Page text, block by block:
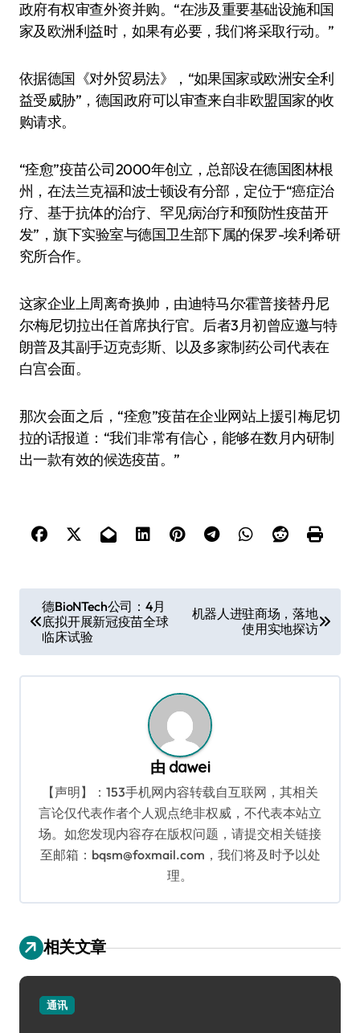
政府有权审查外资并购。“在涉及重要基础设施和国
家及欧洲利益时，如果有必要，我们将采取行动。”
依据德国《对外贸易法》，“如果国家或欧洲安全利
益受威胁”，德国政府可以审查来自非欧盟国家的收
购请求。
“痊愈”疫苗公司2000年创立，总部设在德国图林根
州，在法兰克福和波士顿设有分部，定位于“癌症治
疗、基于抗体的治疗、罕见病治疗和预防性疫苗开
发”，旗下实验室与德国卫生部下属的保罗-埃利希研
究所合作。
这家企业上周离奇换帅，由迪特马尔·霍普接替丹尼
尔·梅尼切拉出任首席执行官。后者3月初曾应邀与特
朗普及其副手迈克·彭斯、以及多家制药公司代表在
白宫会面。
那次会面之后，“痊愈”疫苗在企业网站上援引梅尼切
拉的话报道：“我们非常有信心，能够在数月内研制
出一款有效的候选疫苗。”
章
导
航
德BioNTech公司：4月
底拟开展新冠疫苗全球
临床试验
机器人进驻商场，落地
使用实地探访
由 dawei
【声明】：153手机网内容转载自互联网，其相关
言论仅代表作者个人观点绝非权威，不代表本站立
场。如您发现内容存在版权问题，请提交相关链接
至邮箱：bqsm@foxmail.com，我们将及时予以处
理。
相关文章
通讯